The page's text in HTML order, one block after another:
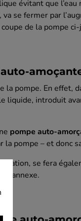
évitant que
se fermer par
de la pompe
la pompe. En effet,
liquide, introduit
pompe auto-
pompe – et donc
se fera
annexe.